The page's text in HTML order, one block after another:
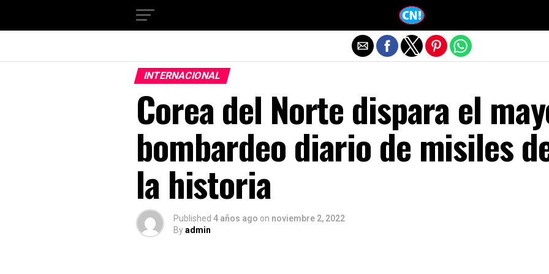
INTERNACIONAL
Corea del Norte dispara el
bombardeo diario de misiles
la historia
Published 4 años ago on noviembre 2, 2022
Byadmin
Salir de la versión móvil